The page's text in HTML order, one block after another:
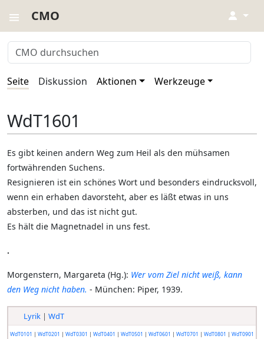
CMO ↓
Seite Diskussion Aktionen Werkzeuge
WdT1601
Es gibt keinen andern Weg zum Heil als den mühsamen
fortwährenden Suchens.
Resignieren ist ein schönes Wort und besonders eindrucksvoll,
wenn ein erhaben davorsteht, aber es läßt etwas in uns
absterben, und das ist nicht gut.
Es hält die Magnetnadel in uns fest.
.
Morgenstern, Margareta (Hg.): Wer vom Ziel nicht weiß, kann
den Weg nicht haben. - München: Piper, 1939.
Lyrik| WdT
WdT0101 | WdT0201 | WdT0301 | WdT0401 | WdT0501 | WdT0601 | WdT0701 | WdT0801 | WdT0901